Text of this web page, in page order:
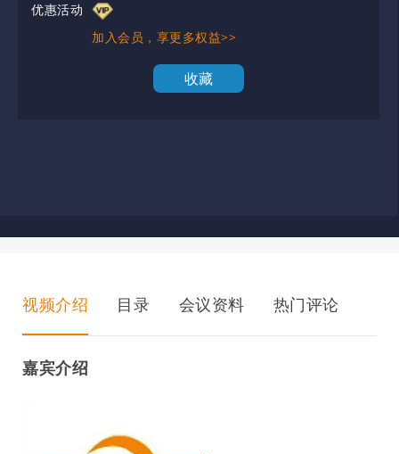
优惠活动
加入会员，享更多权益>>
收藏
视频介绍 目录 会议资料 热门评论
嘉宾介绍